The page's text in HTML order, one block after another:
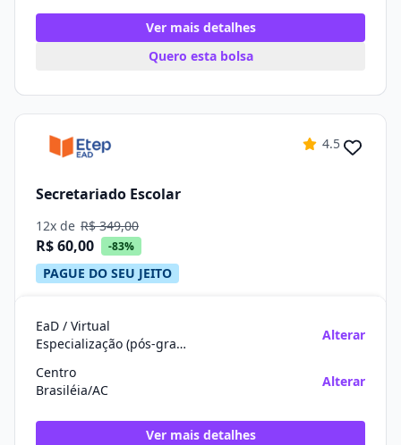
Ver mais detalhes
Quero esta bolsa
4.5
Secretariado Escolar
12x de R$ 349,00
R$ 60,00 -83%
PAGUE DO SEU JEITO
EaD / Virtual
Especialização (pós-graduação)
Alterar
Centro
Brasiléia/AC
Alterar
Ver mais detalhes